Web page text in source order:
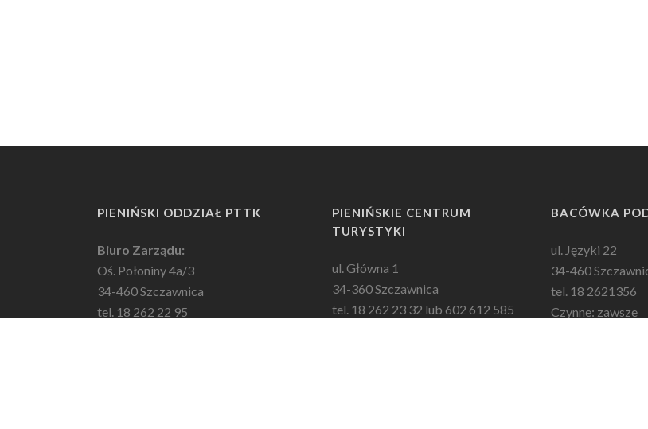
PIENIŃSKI ODDZIAŁ PTTK
Biuro Zarządu:
Oś. Połoniny 4a/3
34-460 Szczawnica
tel. 18 262 22 95
PIENIŃSKIE CENTRUM
TURYSTYKI
ul. Główna 1
34-360 Szczawnica
tel. 18 262 23 32 lub 602 612 585
BACÓWKA
ul. Języki 22
34-460
tel. 18 2621356
Czynne: zawsze